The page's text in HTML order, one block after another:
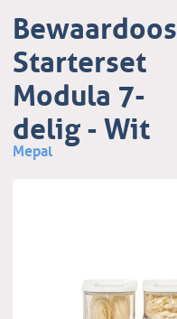
Bewaardoos
Starterset
Modula 7-
delig - Wit
Mepal